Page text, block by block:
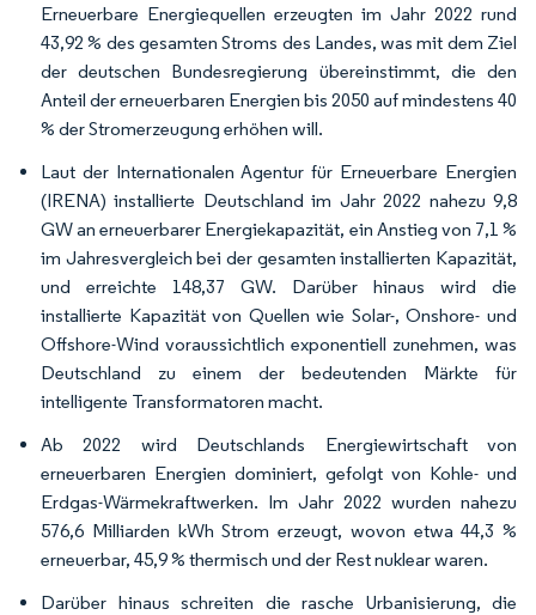
Erneuerbare Energiequellen erzeugten im Jahr 2022 rund
43,92 % des gesamten Stroms des Landes, was mit dem Ziel
der deutschen Bundesregierung übereinstimmt, die den
Anteil der erneuerbaren Energien bis 2050 auf mindestens 40
% der Stromerzeugung erhöhen will.
Laut der Internationalen Agentur für Erneuerbare Energien
(IRENA) installierte Deutschland im Jahr 2022 nahezu 9,8
GW an erneuerbarer Energiekapazität, ein Anstieg von 7,1 %
im Jahresvergleich bei der gesamten installierten Kapazität,
und erreichte 148,37 GW. Darüber hinaus wird die
installierte Kapazität von Quellen wie Solar-, Onshore- und
Offshore-Wind voraussichtlich exponentiell zunehmen, was
Deutschland zu einem der bedeutenden Märkte für
intelligente Transformatoren macht.
Ab 2022 wird Deutschlands Energiewirtschaft von
erneuerbaren Energien dominiert, gefolgt von Kohle- und
Erdgas-Wärmekraftwerken. Im Jahr 2022 wurden nahezu
576,6 Milliarden kWh Strom erzeugt, wovon etwa 44,3 %
erneuerbar, 45,9 % thermisch und der Rest nuklear waren.
Darüber hinaus schreiten die rasche Urbanisierung, die